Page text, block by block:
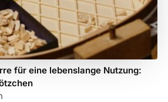
für eine lebenslange Nutzung: